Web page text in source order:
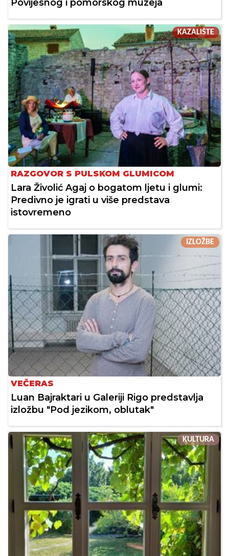
Povijesnog i pomorskog muzeja
KAZALIŠTE
RAZGOVOR S PULSKOM GLUMICOM
Lara Živolić Agaj o bogatom ljetu i glumi:
Predivno je igrati u više predstava
istovremeno
IZLOŽBE
VEČERAS
Luan Bajraktari u Galeriji Rigo predstavlja
izložbu "Pod jezikom, oblutak"
KULTURA